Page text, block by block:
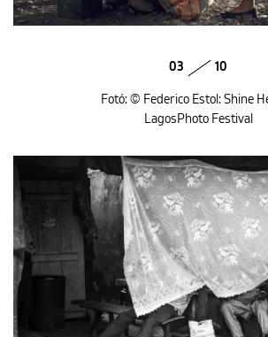
03 10
Fotó: © Federico Estol: Shine
LagosPhoto Festival